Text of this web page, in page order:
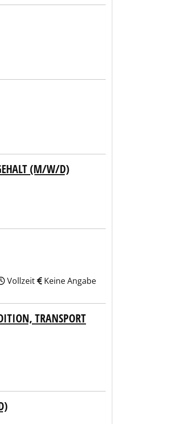
(M/W/D)
Vollzeit Keine Angabe
TRANSPORT